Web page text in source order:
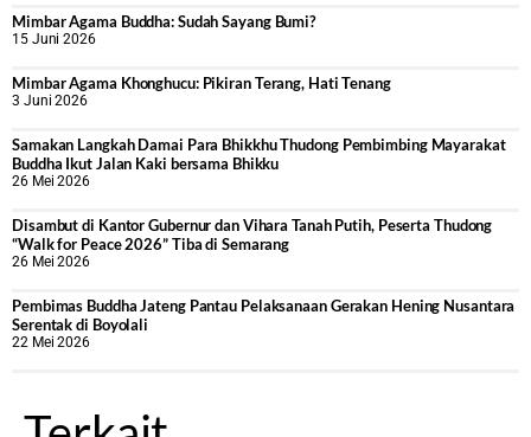
Mimbar Agama Buddha: Sudah Sayang Bumi?
15 Juni 2026
Mimbar Agama Khonghucu: Pikiran Terang, Hati Tenang
3 Juni 2026
Samakan Langkah Damai Para Bhikkhu Thudong Pembimbing Mayarakat
Buddha Ikut Jalan Kaki bersama Bhikku
26 Mei 2026
Disambut di Kantor Gubernur dan Vihara Tanah Putih, Peserta Thudong
“Walk for Peace 2026” Tiba di Semarang
26 Mei 2026
‎Pembimas Buddha Jateng Pantau Pelaksanaan Gerakan Hening Nusantara
Serentak di Boyolali
22 Mei 2026